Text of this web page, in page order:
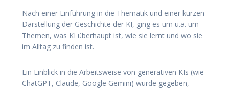
Nach einer Einführung in die Thematik und einer kurzen
Darstellung der Geschichte der KI, ging es um u.a. um
Themen, was KI überhaupt ist, wie sie lernt und wo sie
im Alltag zu finden ist.
Ein Einblick in die Arbeitsweise von generativen KIs (wie
ChatGPT, Claude, Google Gemini) wurde gegeben,